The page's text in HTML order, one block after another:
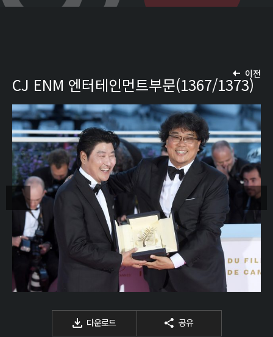
이전
CJ ENM 엔터테인먼트부문(1367/1373)
다운로드 공유